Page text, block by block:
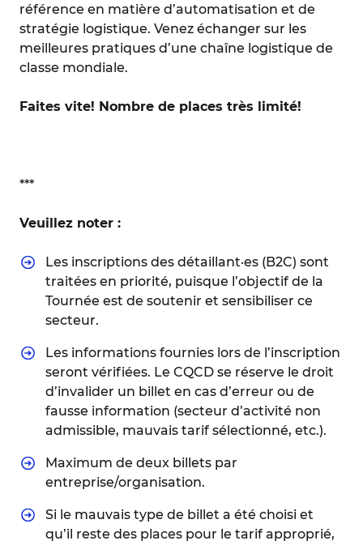
référence en matière d’automatisation et de
stratégie logistique. Venez échanger sur les
meilleures pratiques d’une chaîne logistique de
classe mondiale.
Faites vite! Nombre de places très limité!
***
Veuillez noter :
Les inscriptions des détaillant·es (B2C) sont
traitées en priorité, puisque l’objectif de la
Tournée est de soutenir et sensibiliser ce
secteur.
Les informations fournies lors de l’inscription
seront vérifiées. Le CQCD se réserve le droit
d’invalider un billet en cas d’erreur ou de
fausse information (secteur d’activité non
admissible, mauvais tarif sélectionné, etc.).
Maximum de deux billets par
entreprise/organisation.
Si le mauvais type de billet a été choisi et
qu’il reste des places pour le tarif approprié,